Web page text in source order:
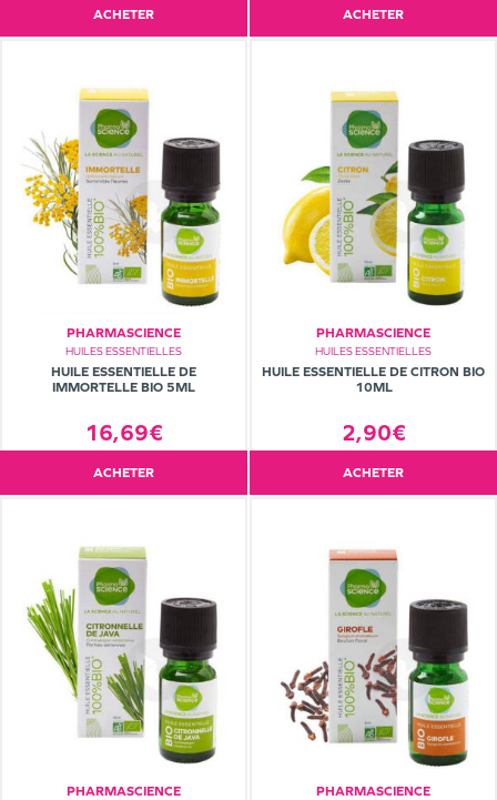
ACHETER ACHETER
PHARMASCIENCE
HUILES ESSENTIELLES
HUILE ESSENTIELLE DE
IMMORTELLE BIO 5ML
16,69€
ACHETER
PHARMASCIENCE
HUILES ESSENTIELLES
HUILE ESSENTIELLE DE CITRON BIO
10ML
2,90€
ACHETER
PHARMASCIENCE PHARMASCIENCE